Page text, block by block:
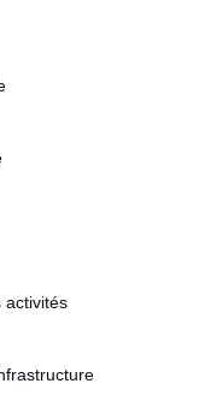
activités